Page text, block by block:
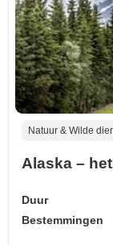
Natuur & Wilde
Alaska –
Duur
Bestemmingen